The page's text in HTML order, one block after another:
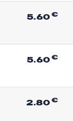
5.60€
5.60€
2.80€